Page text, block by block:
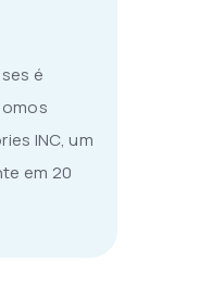
é
INC, um
em 20